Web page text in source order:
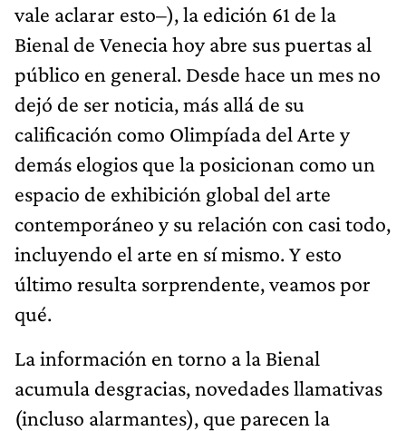
vale aclarar esto–), la edición 61 de la
Bienal de Venecia hoy abre sus puertas al
público en general. Desde hace un mes no
dejó de ser noticia, más allá de su
calificación como Olimpíada del Arte y
demás elogios que la posicionan como un
espacio de exhibición global del arte
contemporáneo y su relación con casi todo,
incluyendo el arte en sí mismo. Y esto
último resulta sorprendente, veamos por
qué.
La información en torno a la Bienal
acumula desgracias, novedades llamativas
(incluso alarmantes), que parecen la